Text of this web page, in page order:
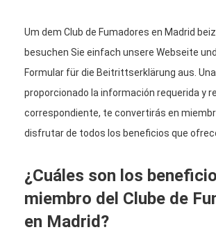
Um dem Club de Fumadores en Madrid
besuchen Sie einfach unsere Webseite
Formular für die Beitrittserklärung aus.
proporcionado la información requerida y
correspondiente, te convertirás en
disfrutar de todos los beneficios que
¿Cuáles son los
miembro del Clube de
en Madrid?